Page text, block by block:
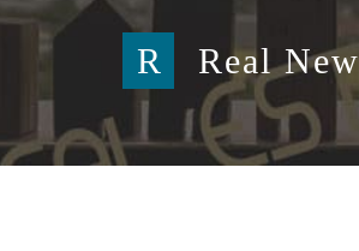
R Real